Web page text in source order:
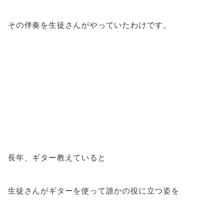
その伴奏を生徒さんがやっていたわけです。
長年、ギター教えていると
生徒さんがギターを使って誰かの役に立つ姿を